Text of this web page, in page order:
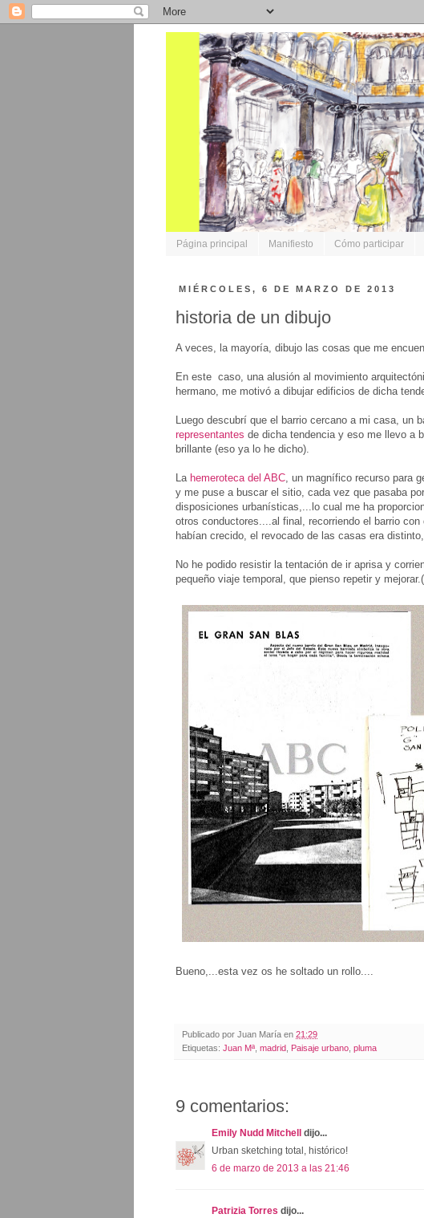
Página principal Manifiesto Cómo participar
MIÉRCOLES, 6 DE MARZO DE 2013
historia de un dibujo
A veces, la mayoría, dibujo las cosas que me
En este caso, una alusión al movimiento
hermano, me motivó a dibujar edificios de dicha
Luego descubrí que el barrio cercano a mi casa, un
representantes de dicha tendencia y eso me llevo a
brillante (eso ya lo he dicho).
Lahemeroteca del ABC, un magnífico recurso para
y me puse a buscar el sitio, cada vez que pasaba
disposiciones urbanísticas,...lo cual me ha
otros conductores....al final, recorriendo el barrio
habían crecido, el revocado de las casas era
No he podido resistir la tentación de ir aprisa y
pequeño viaje temporal, que pienso repetir y
Bueno,...esta vez os he soltado un rollo....
Publicado por Juan María en 21:29
Etiquetas: Juan Mª madrid Paisaje urbano pluma
9 comentarios:
Emily Nudd Mitchell
dijo...
Urban sketching total, histórico!
6 de marzo de 2013 a las 21:46
Patrizia Torres dijo...